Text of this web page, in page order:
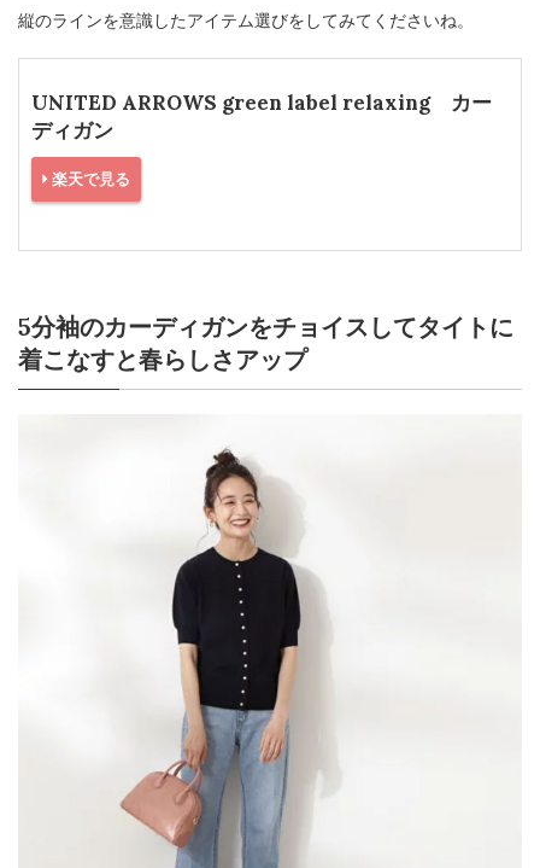
縦のラインを意識したアイテム選びをしてみてくださいね。
UNITED ARROWS green label relaxing カー
ディガン
楽天で見る
5分袖のカーディガンをチョイスしてタイトに
着こなすと春らしさアップ